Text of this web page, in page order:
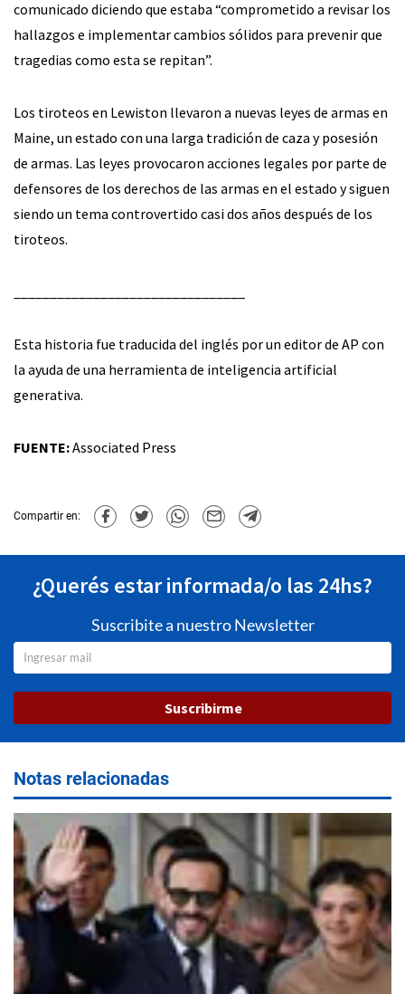
comunicado diciendo que estaba “comprometido a revisar los
hallazgos e implementar cambios sólidos para prevenir que
tragedias como esta se repitan”.
Los tiroteos en Lewiston llevaron a nuevas leyes de armas en
Maine, un estado con una larga tradición de caza y posesión
de armas. Las leyes provocaron acciones legales por parte de
defensores de los derechos de las armas en el estado y siguen
siendo un tema controvertido casi dos años después de los
tiroteos.
Esta historia fue traducida del inglés por un editor de AP con
la ayuda de una herramienta de inteligencia artificial
generativa.
FUENTE:Associated Press
Compartir en:
¿Querés estar informada/o las 24hs?
Suscribite a nuestro Newsletter
Suscribirme
Notas relacionadas